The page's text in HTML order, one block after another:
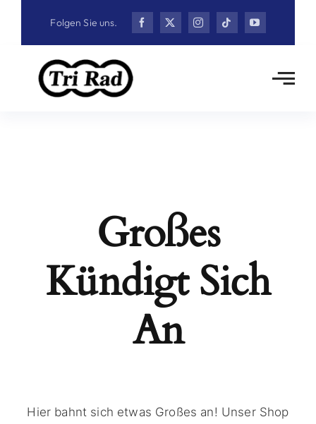
Folgen Sie uns.
Großes
Kündigt Sich
An
Hier bahnt sich etwas Großes an! Unser Shop